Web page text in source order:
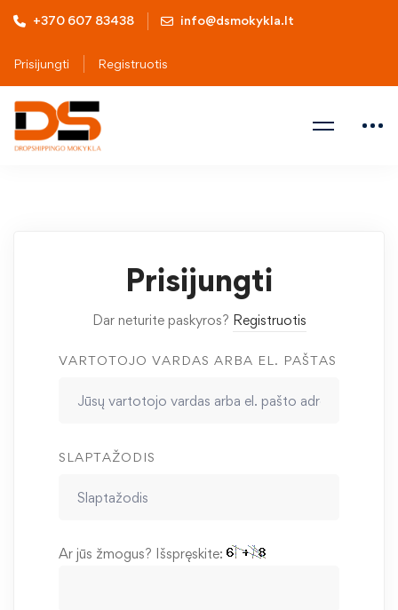
+370 607 83438 info@dsmokykla.lt
Prisijungti Registruotis
Prisijungti
Dar neturite paskyros? Registruotis
VARTOTOJO VARDAS ARBA EL. PAŠTAS
SLAPTAŽODIS
Ar jūs žmogus? Išspręskite: